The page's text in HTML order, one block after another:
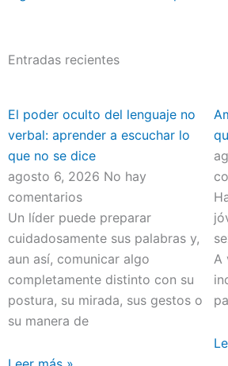
Entradas recientes
El poder oculto del lenguaje no
verbal: aprender a escuchar lo
que no se dice
agosto 6, 2026 No hay
comentarios
Un líder puede preparar
cuidadosamente sus palabras y,
aun así, comunicar algo
completamente distinto con su
postura, su mirada, sus gestos o
su manera de
A